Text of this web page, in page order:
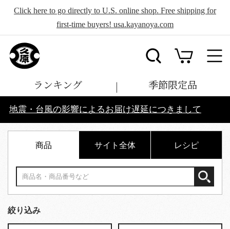
Click here to go directly to U.S. online shop. Free shipping for
first-time buyers! usa.kayanoya.com
ランキング 季節限定品
地震・台風の影響によるお届け遅延につきまして
商品 サイト全体 レシピ
絞り込み